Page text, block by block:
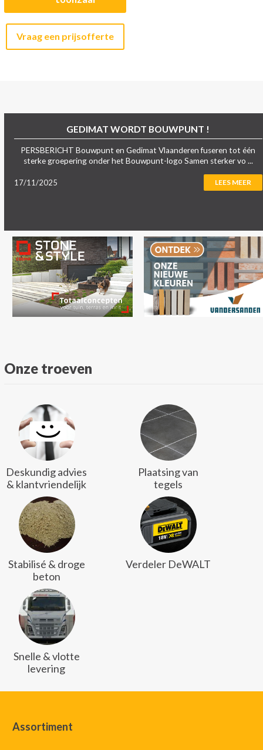
Vraag een prijsofferte
GEDIMAT WORDT BOUWPUNT !
PERSBERICHT Bouwpunt en Gedimat Vlaanderen fuseren tot één
sterke groepering onder het Bouwpunt-logo Samen sterker vo ...
17/11/2025 LEES MEER
Onze troeven
Deskundig advies
& klantvriendelijk
Plaatsing van
tegels
Stabilisé & droge
beton
Verdeler DeWALT
Snelle & vlotte
levering
Assortiment